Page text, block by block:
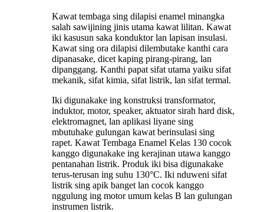
Kawat tembaga sing dilapisi enamel minangka
salah sawijining jinis utama kawat lilitan. Kawat
iki kasusun saka konduktor lan lapisan insulasi.
Kawat sing ora dilapisi dilembutake kanthi cara
dipanasake, dicet kaping pirang-pirang, lan
dipanggang. Kanthi papat sifat utama yaiku sifat
mekanik, sifat kimia, sifat listrik, lan sifat termal.
Iki digunakake ing konstruksi transformator,
induktor, motor, speaker, aktuator sirah hard disk,
elektromagnet, lan aplikasi liyane sing
mbutuhake gulungan kawat berinsulasi sing
rapet. Kawat Tembaga Enamel Kelas 130 cocok
kanggo digunakake ing kerajinan utawa kanggo
pentanahan listrik. Produk iki bisa digunakake
terus-terusan ing suhu 130°C. Iki nduweni sifat
listrik sing apik banget lan cocok kanggo
nggulung ing motor umum kelas B lan gulungan
instrumen listrik.